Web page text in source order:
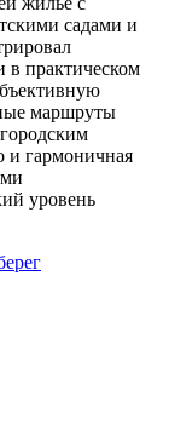
садами и
в практическом
маршруты
и гармоничная
уровень